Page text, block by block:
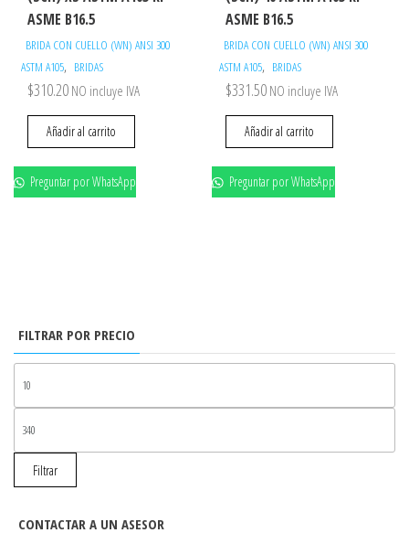
ASME B16.5
BRIDA CON CUELLO (WN) ANSI 300
ASTM A105, BRIDAS
$310.20 NO incluye IVA
Añadir al carrito
Preguntar por WhatsApp
ASME B16.5
BRIDA CON CUELLO (WN) ANSI 300
ASTM A105, BRIDAS
$331.50 NO incluye IVA
Añadir al carrito
Preguntar por WhatsApp
FILTRAR POR PRECIO
Filtrar
CONTACTAR A UN ASESOR